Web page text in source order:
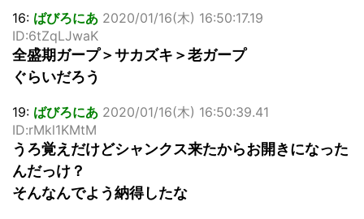
16: ばびろにあ 2020/01/16(木) 16:50:17.19
ID:6tZqLJwaK
全盛期ガープ＞サカズキ＞老ガープ
ぐらいだろう
19: ばびろにあ 2020/01/16(木) 16:50:39.41
ID:rMkl1KMtM
うろ覚えだけどシャンクス来たからお開きになった
んだっけ？
そんなんでよう納得したな